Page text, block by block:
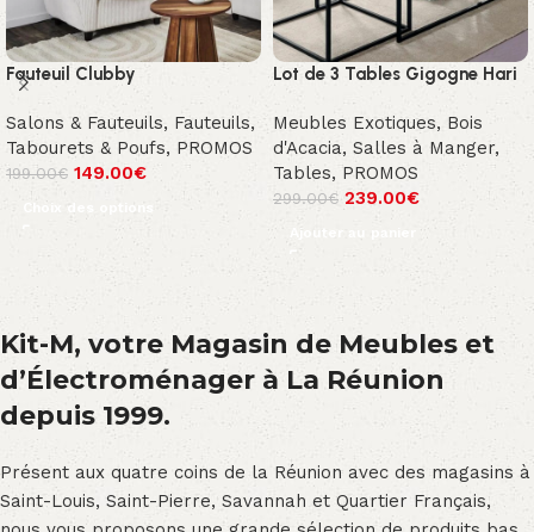
Fauteuil Clubby
Salons & Fauteuils, Fauteuils,
Tabourets & Poufs, PROMOS
199.00€ 149.00€
Choix des options
Lot de 3 Tables Gigogne Hari
Meubles Exotiques, Bois
d'Acacia, Salles à Manger,
Tables, PROMOS
299.00€ 239.00€
Ajouter au panier
Kit-M, votre Magasin de Meubles et
d’Électroménager à La Réunion
depuis 1999.
Présent aux quatre coins de la Réunion avec des magasins à
Saint-Louis, Saint-Pierre, Savannah et Quartier Français,